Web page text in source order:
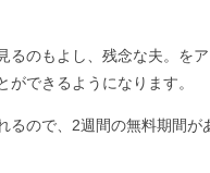
るのもよし、残念な夫。を
できるようになります。
るので、2週間の無料期間